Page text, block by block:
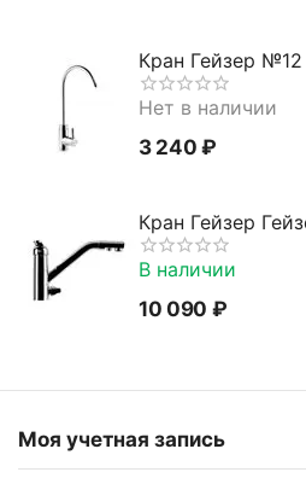
Кран Гейзер №12
Нет в наличии
3 240 ₽
Кран Гейзер
В наличии
10 090 ₽
Моя учетная запись